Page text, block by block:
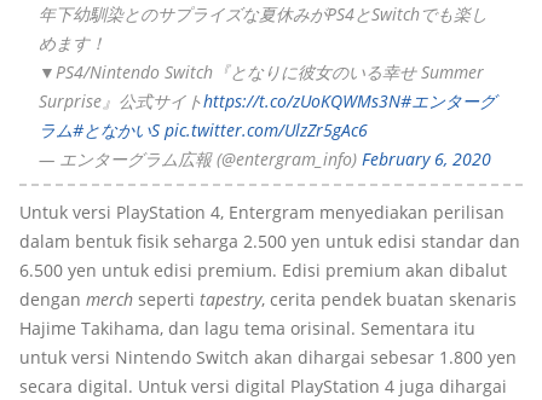
年下幼馴染とのサプライズな夏休みがPS4とSwitchでも楽し
めます！
▼PS4/Nintendo Switch『となりに彼女のいる幸せ Summer
Surprise』公式サイトhttps://t.co/zUoKQWMs3N#エンターグ
ラム#となかいS pic.twitter.com/UlzZr5gAc6
— エンターグラム広報 (@entergram_info) February 6, 2020
Untuk versi PlayStation 4, Entergram menyediakan perilisan
dalam bentuk fisik seharga 2.500 yen untuk edisi standar dan
6.500 yen untuk edisi premium. Edisi premium akan dibalut
dengan merch seperti tapestry, cerita pendek buatan skenaris
Hajime Takihama, dan lagu tema orisinal. Sementara itu
untuk versi Nintendo Switch akan dihargai sebesar 1.800 yen
secara digital. Untuk versi digital PlayStation 4 juga dihargai